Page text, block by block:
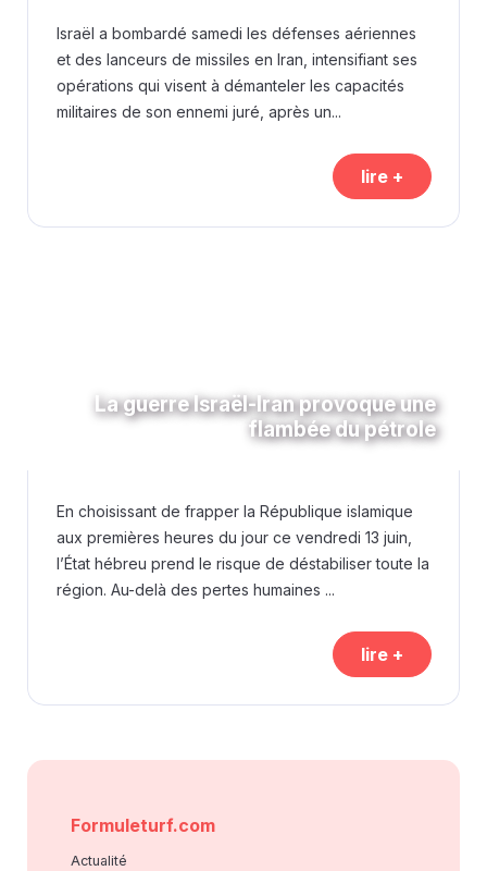
Israël a bombardé samedi les défenses aériennes
et des lanceurs de missiles en Iran, intensifiant ses
opérations qui visent à démanteler les capacités
militaires de son ennemi juré, après un...
lire +
La guerre Israël-Iran provoque une
flambée du pétrole
En choisissant de frapper la République islamique
aux premières heures du jour ce vendredi 13 juin,
l’État hébreu prend le risque de déstabiliser toute la
région. Au-delà des pertes humaines ...
lire +
Formuleturf.com
Actualité